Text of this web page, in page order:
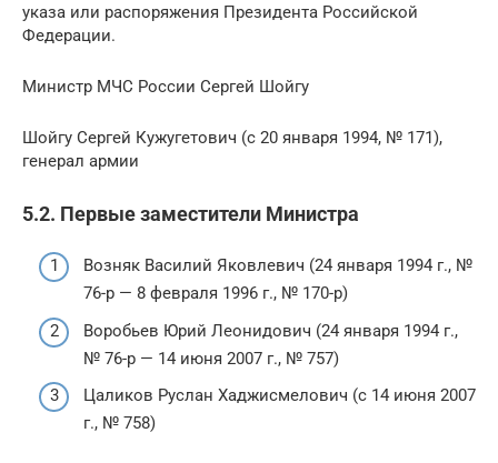
указа или распоряжения Президента Российской
Федерации.
Министр МЧС России Сергей Шойгу
Шойгу Сергей Кужугетович (с 20 января 1994, № 171),
генерал армии
5.2. Первые заместители Министра
Возняк Василий Яковлевич (24 января 1994 г., №
76-р — 8 февраля 1996 г., № 170-р)
Воробьев Юрий Леонидович (24 января 1994 г.,
№ 76-р — 14 июня 2007 г., № 757)
Цаликов Руслан Хаджисмелович (с 14 июня 2007
г., № 758)